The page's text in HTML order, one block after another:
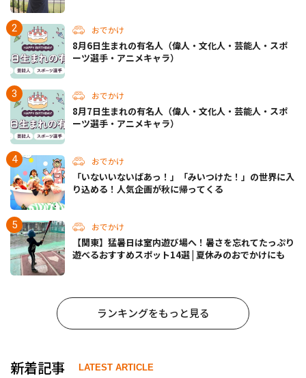
おでかけ
8月6日生まれの有名人（偉人・文化人・芸能人・スポ
ーツ選手・アニメキャラ）
おでかけ
8月7日生まれの有名人（偉人・文化人・芸能人・スポ
ーツ選手・アニメキャラ）
おでかけ
「いないいないばあっ！」「みいつけた！」の世界に入
り込める！人気企画が秋に帰ってくる
おでかけ
【関東】猛暑日は室内遊び場へ！暑さを忘れてたっぷり
遊べるおすすめスポット14選 | 夏休みのおでかけにも
ランキングをもっと見る
新着記事 LATEST ARTICLE